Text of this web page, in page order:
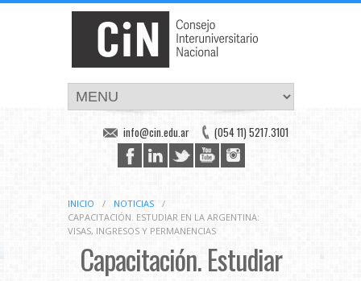
(054 11) 5217.3101
info@cin.edu.ar
INICIO / NOTICIAS
/
CAPACITACIÓN. ESTUDIAR EN LA ARGENTINA:
VISAS, INGRESOS Y PERMANENCIAS
Capacitación. Estudiar